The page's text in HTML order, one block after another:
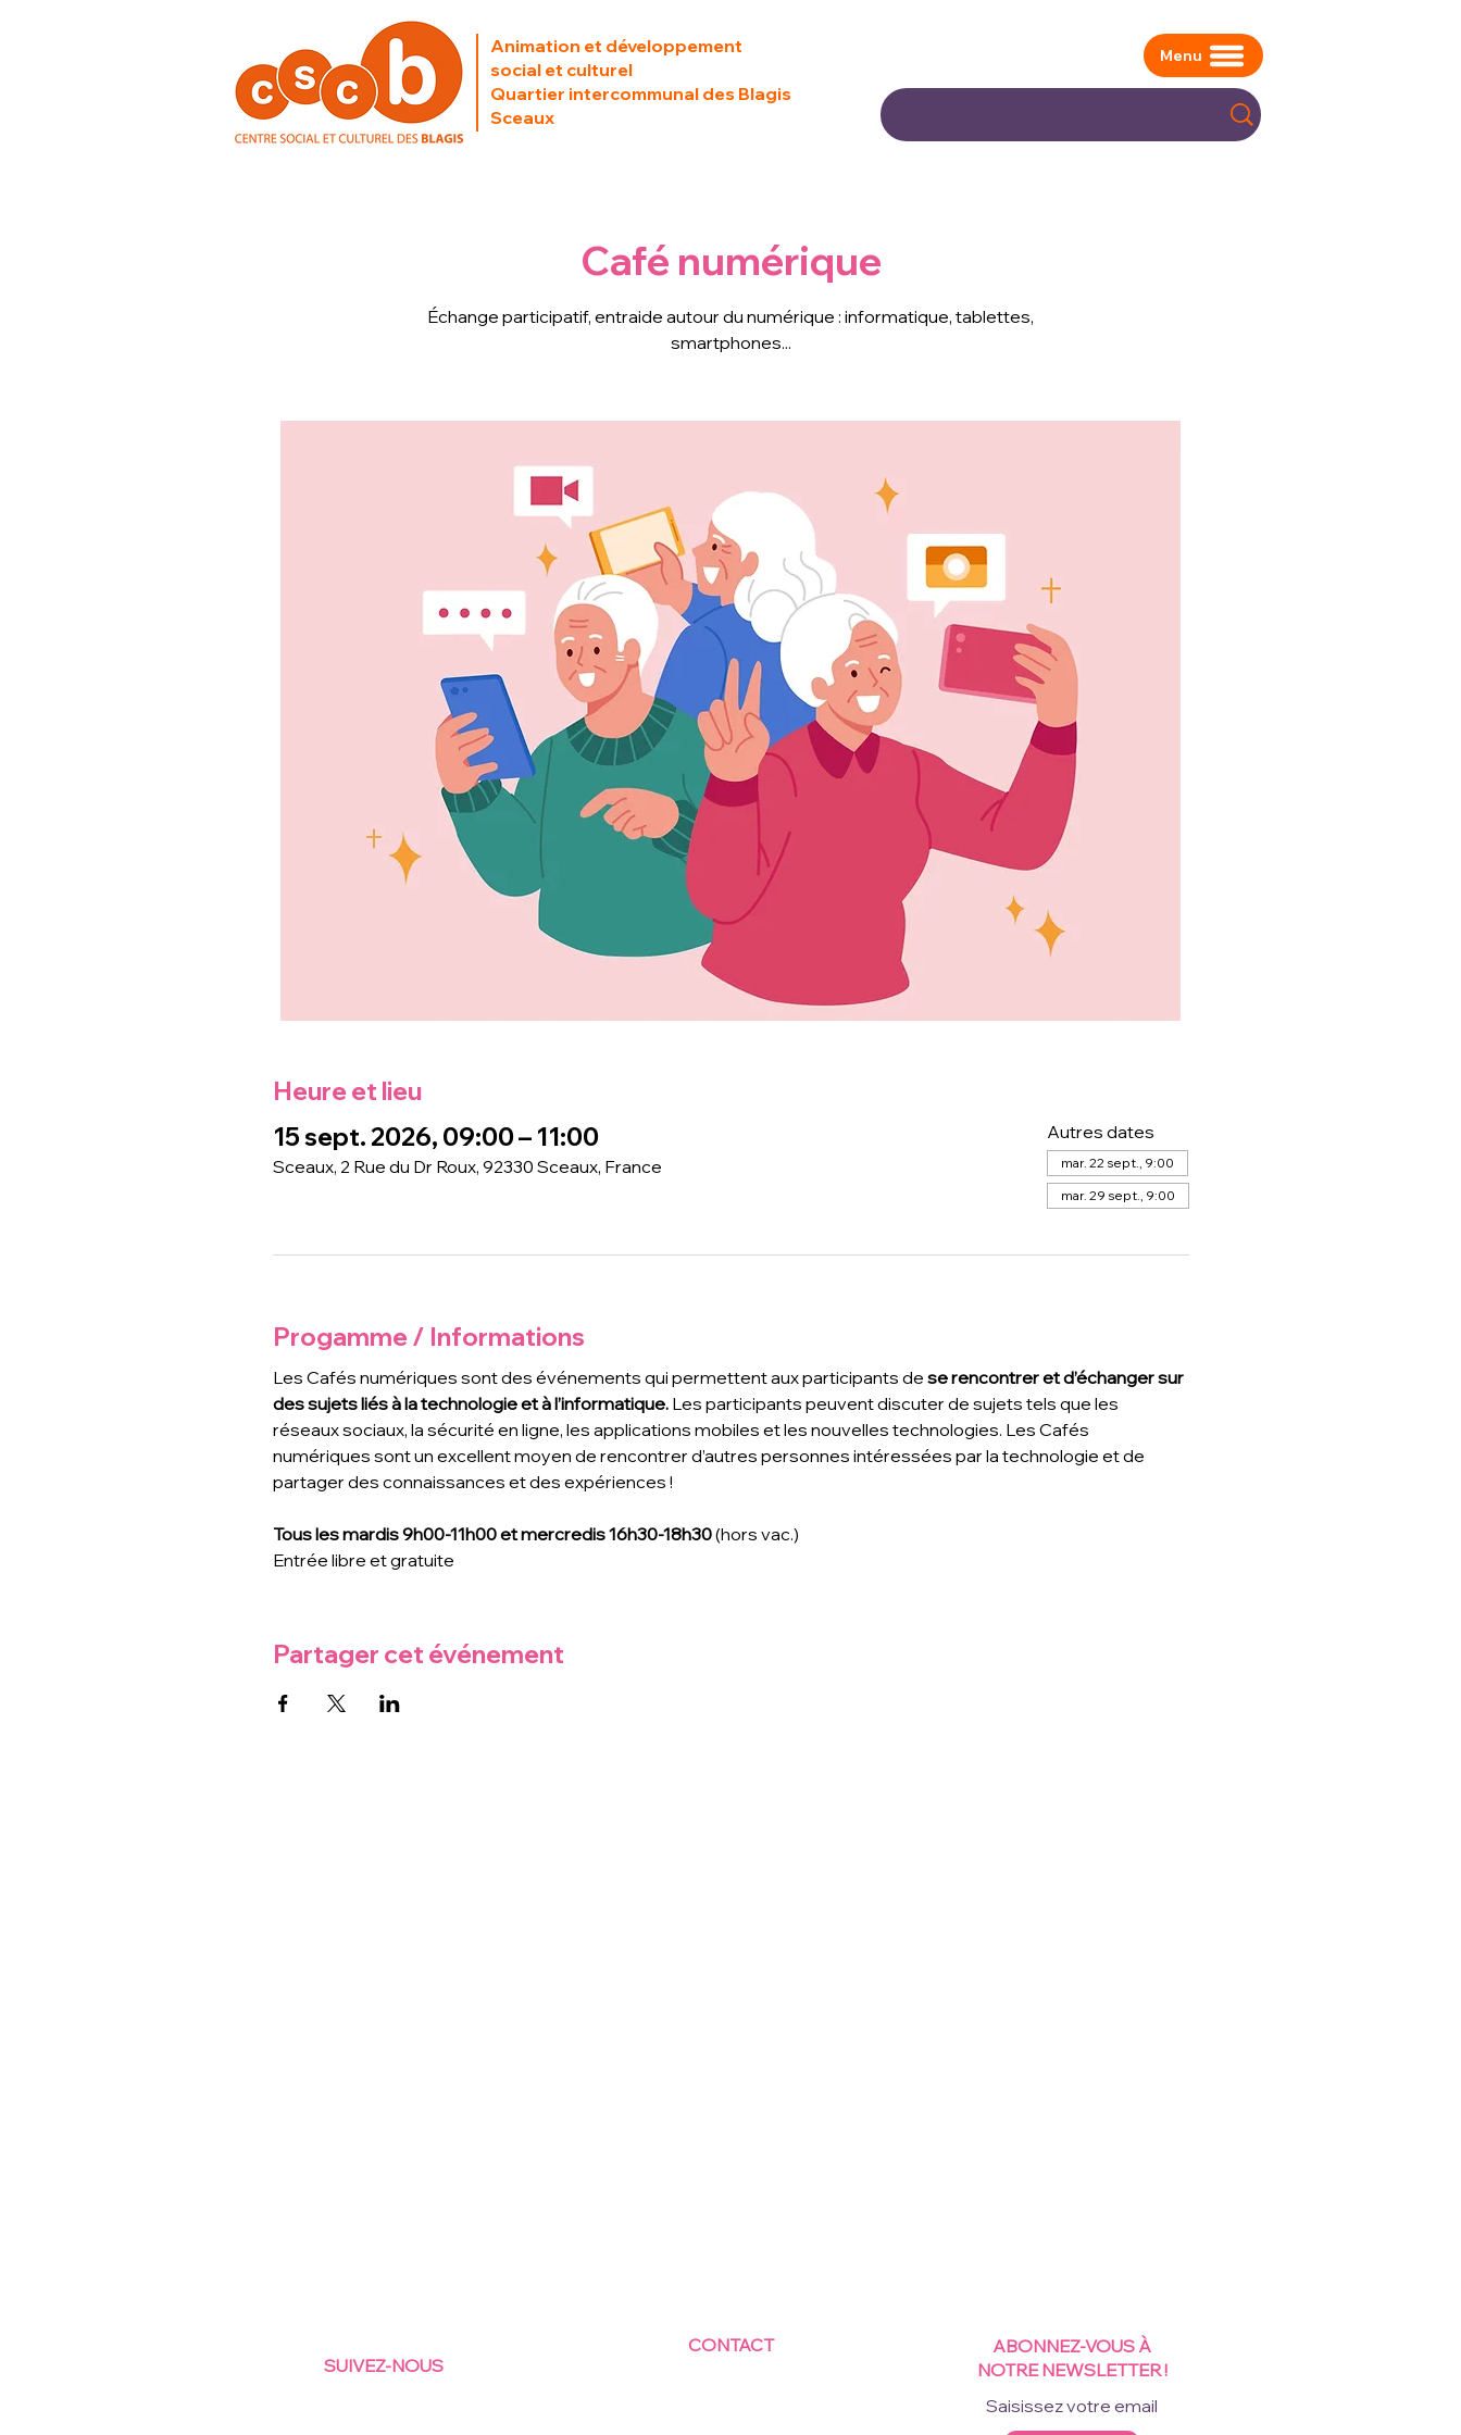
Animation et développement
social et culturel
Quartier intercommunal des Blagis
Sceaux
Menu
Café numérique
Échange participatif, entraide autour du numérique : informatique, tablettes,
smartphones...
Heure et lieu
15 sept. 2026, 09:00 – 11:00
Sceaux, 2 Rue du Dr Roux, 92330 Sceaux, France
Autres dates
mar. 22 sept., 9:00
mar. 29 sept., 9:00
Progamme / Informations
Les Cafés numériques sont des événements qui permettent aux participants de se rencontrer et d’échanger sur
des sujets liés à la technologie et à l’informatique. Les participants peuvent discuter de sujets tels que les
réseaux sociaux, la sécurité en ligne, les applications mobiles et les nouvelles technologies. Les Cafés
numériques sont un excellent moyen de rencontrer d’autres personnes intéressées par la technologie et de
partager des connaissances et des expériences !
Tous les mardis 9h00-11h00 et mercredis 16h30-18h30 (hors vac.)
Entrée libre et gratuite
Partager cet événement
SUIVEZ-NOUS
CONTACT
ABONNEZ-VOUS À
NOTRE NEWSLETTER !